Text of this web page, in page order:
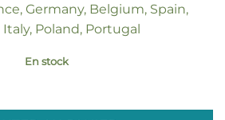
Germany, Belgium, Spain,
Italy, Poland, Portugal
En stock
Au soleil "Feuillage vert"